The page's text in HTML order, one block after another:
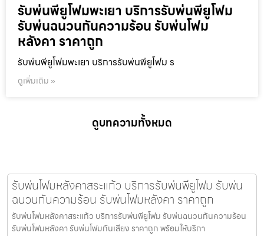
รับพ่นพียูโฟมพะเยา บริการรับพ่นพียูโฟม
รับพ่นฉนวนกันความร้อน รับพ่นโฟม
หลังคา ราคาถูก
รับพ่นพียูโฟมพะเยา บริการรับพ่นพียูโฟม ร
ดูเพิ่มเติม »
ดูบทความทั้งหมด
รับพ่นโฟมหลังคาสระแก้ว บริการรับพ่นพียูโฟม รับพ่น
ฉนวนกันความร้อน รับพ่นโฟมหลังคา ราคาถูก
รับพ่นโฟมหลังคาสระแก้ว บริการรับพ่นพียูโฟม รับพ่นฉนวนกันความร้อน
รับพ่นโฟมหลังคา รับพ่นโฟมกันเสียง ราคาถูก พร้อมให้บริกา